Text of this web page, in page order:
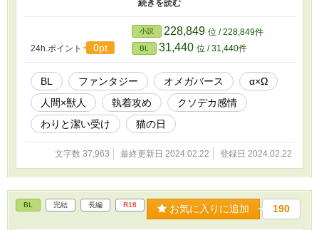
α(23歳/人間)×腹を括れば潔いΩ(20歳/猫の獣人) 【注意】 ・オメガ
バースもので、独自設定、独自解釈を含みます。 ・サブタイトル
に * がついているお話はR18シーンあり。 ・「2/22 猫の日」にあ
わせた、ネコが猫なお話です。 ・全19話。3.7万字くらい。完結済
みです。 ・ムーンライトノベルスさんにも投稿してます。
24h.ポイント 0pt
小説 228,849 位 / 228,849件
BL 31,440 位 / 31,440件
BL ファンタジー オメガバース
α×Ω
人間×獣人
執着攻め
クソデカ感情
わりと潔い受け
猫の日
文字数 37,963 最終更新日 2024.02.22 登録日 2024.02.22
BL 完結 長編 R18 お気に入りに追加 190